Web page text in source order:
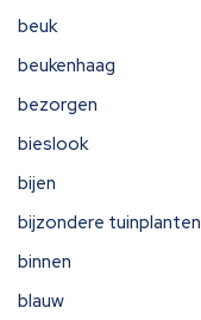
beuk
beukenhaag
bezorgen
bieslook
bijen
bijzondere tuinplanten
binnen
blauw